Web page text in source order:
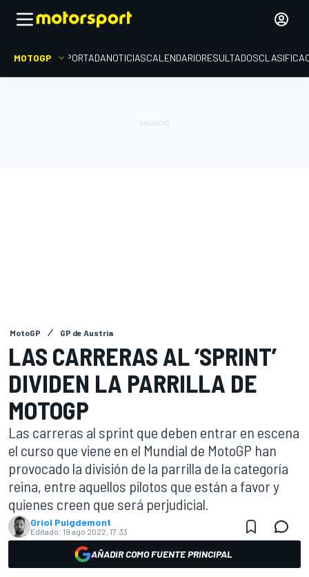
MOTOGP PORTADANOTICIASCALENDARIORESULTADOS
MotoGP GP de Austria
LAS CARRERAS AL ‘SPRINT’
DIVIDEN LA PARRILLA DE
MOTOGP
Las carreras al sprint que deben entrar en escena
el curso que viene en el Mundial de MotoGP han
provocado la división de la parrilla de la categoría
reina, entre aquellos pilotos que están a favor y
quienes creen que será perjudicial.
Oriol Puigdemont
Editado: 19 ago 2022, 17:33
AÑADIR COMO FUENTE PRINCIPAL